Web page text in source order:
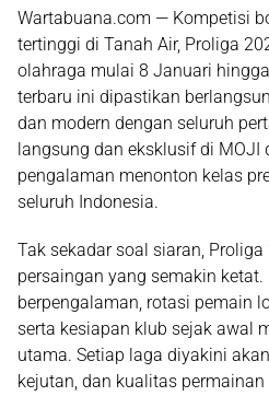
Wartabuana.com — Kompetisi
tertinggi di Tanah Air, Proliga
olahraga mulai 8 Januari
terbaru ini dipastikan
dan modern dengan seluruh
langsung dan eksklusif di MOJI
pengalaman menonton kelas
seluruh Indonesia.
Tak sekadar soal siaran,
persaingan yang semakin ketat.
berpengalaman, rotasi pemain
serta kesiapan klub sejak awal
utama. Setiap laga diyakini
kejutan, dan kualitas